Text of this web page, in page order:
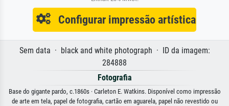
Configurar impressão artística
Sem data · black and white photograph · ID da imagem:
284888
Fotografia
Base do gigante pardo, c.1860s · Carleton E. Watkins. Disponível como impressão
de arte em tela, papel de fotografia, cartão em aguarela, papel não revestido ou